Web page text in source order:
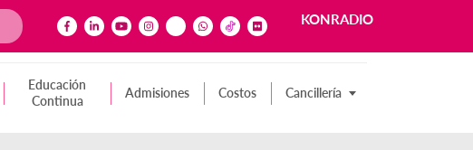
KONRADIO
Educación
Continua
Admisiones Costos Cancillería